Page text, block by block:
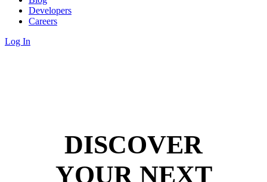
Developers
Careers
Log In
DISCOVER
YOUR NEXT